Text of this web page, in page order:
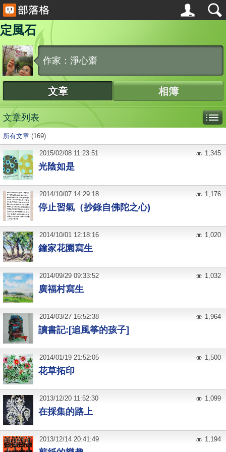
定風石
作家：淨心齋
文章 相簿
文章列表
所有文章 (169)
光陰如是
2015/02/08 11:23:51 1,345
停止習氣（抄錄自佛陀之心)
2014/10/07 14:29:18 1,176
鐘家花園寫生
2014/10/01 12:18:16 1,020
廣福村寫生
2014/09/29 09:33:52 1,032
讀書記:[追風筝的孩子]
2014/03/27 16:52:38 1,964
花草拓印
2014/01/19 21:52:05 1,500
在採集的路上
2013/12/20 11:52:30 1,099
2013/12/14 20:41:49 1,194